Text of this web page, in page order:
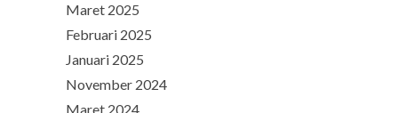
Maret 2025
Februari 2025
Januari 2025
November 2024
Maret 2024